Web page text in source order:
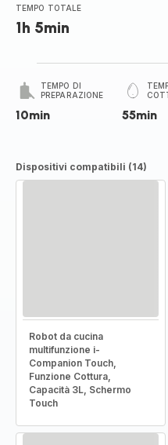
TEMPO TOTALE
1h 5min
TEMPO DI
PREPARAZIONE
10min 55min
Dispositivi compatibili (14)
Robot da cucina
multifunzione i-
Companion Touch,
Funzione Cottura,
Capacità 3L, Schermo
Touch